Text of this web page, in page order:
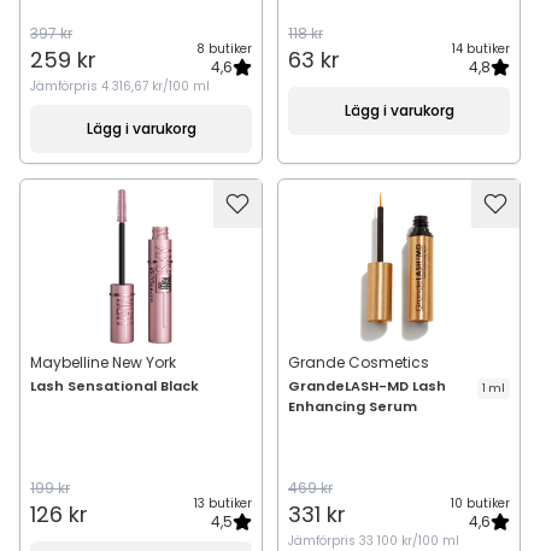
397 kr
259 kr 8 butiker
4,6
Jämförpris 4 316,67 kr/100 ml
Lägg i varukorg
118 kr
63 kr 14 butiker
4,8
Lägg i varukorg
Maybelline New York
Lash Sensational Black
199 kr
126 kr 13 butiker
4,5
Grande Cosmetics
GrandeLASH-MD Lash
Enhancing Serum
1 ml
469 kr
331 kr 10 butiker
4,6
Jämförpris 33 100 kr/100 ml